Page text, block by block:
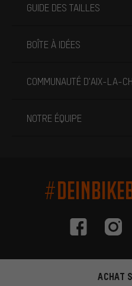
GUIDE DES TAILLES
BOÎTE À IDÉES
COMMUNAUTÉ D'AIX-LA-
NOTRE ÉQUIPE
ACHAT